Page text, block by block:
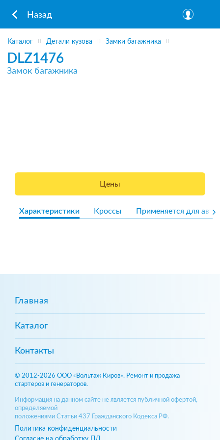
Назад
Каталог Детали кузова Замки багажника
DLZ1476
Замок багажника
Цены
Характеристики Кроссы Применяется для авто
Главная
Каталог
Контакты
© 2012-2026 ООО «Вольтаж Киров». Ремонт и продажа
стартеров и генераторов.
Информация на данном сайте не является публичной офертой,
определяемой
положениями Статьи 437 Гражданского Кодекса РФ.
Политика конфиденциальности